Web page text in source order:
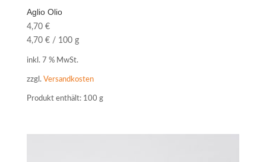
Aglio Olio
4,70 €
4,70 €/ 100 g
inkl. 7 % MwSt.
zzgl. Versandkosten
Produkt enthält: 100 g